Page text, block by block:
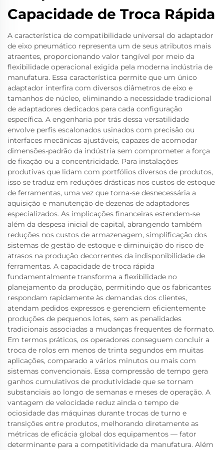
Capacidade de Troca Rápida
A característica de compatibilidade universal do adaptador
de eixo pneumático representa um de seus atributos mais
atraentes, proporcionando valor tangível por meio da
flexibilidade operacional exigida pela moderna indústria de
manufatura. Essa característica permite que um único
adaptador interfira com diversos diâmetros de eixo e
tamanhos de núcleo, eliminando a necessidade tradicional
de adaptadores dedicados para cada configuração
específica. A engenharia por trás dessa versatilidade
envolve perfis escalonados usinados com precisão ou
interfaces mecânicas ajustáveis, capazes de acomodar
dimensões-padrão da indústria sem comprometer a força
de fixação ou a concentricidade. Para instalações
produtivas que lidam com portfólios diversos de produtos,
isso se traduz em reduções drásticas nos custos de estoque
de ferramentas, uma vez que torna-se desnecessária a
aquisição e manutenção de dezenas de adaptadores
especializados. As implicações financeiras estendem-se
além da despesa inicial de capital, abrangendo também
reduções nos custos de armazenagem, simplificação dos
sistemas de gestão de estoque e diminuição do risco de
atrasos na produção decorrentes da indisponibilidade de
ferramentas. A capacidade de troca rápida
fundamentalmente transforma a flexibilidade no
planejamento da produção, permitindo que os fabricantes
respondam rapidamente às demandas dos clientes,
atendam pedidos expressos e gerenciem eficientemente
produções de pequenos lotes, sem as penalidades
tradicionais associadas a mudanças frequentes de formato.
Em termos práticos, os operadores conseguem concluir a
troca de rolos em menos de trinta segundos em muitas
aplicações, comparado a vários minutos ou mais com
sistemas convencionais. Essa compressão de tempo gera
ganhos cumulativos de produtividade que se tornam
substanciais ao longo de semanas e meses de operação. A
vantagem de velocidade reduz ainda o tempo de
ociosidade das máquinas durante trocas de turno e
transições entre produtos, melhorando diretamente as
métricas de eficácia global dos equipamentos — fator
determinante para a competitividade da manufatura. Além